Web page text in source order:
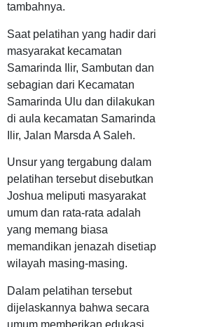
tambahnya.
Saat pelatihan yang hadir dari
masyarakat kecamatan
Samarinda Ilir, Sambutan dan
sebagian dari Kecamatan
Samarinda Ulu dan dilakukan
di aula kecamatan Samarinda
Ilir, Jalan Marsda A Saleh.
Unsur yang tergabung dalam
pelatihan tersebut disebutkan
Joshua meliputi masyarakat
umum dan rata-rata adalah
yang memang biasa
memandikan jenazah disetiap
wilayah masing-masing.
Dalam pelatihan tersebut
dijelaskannya bahwa secara
umum memberikan edukasi